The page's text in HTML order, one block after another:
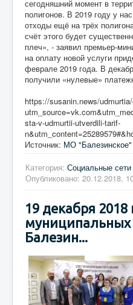
сегодняшний момент в
полигонов. В 2019 году у
отходы ещё на трёх
счёт этого будет
плеч», - заявил премьер-
на оплату новой услуги
феврале 2019 года. В
получили «нулевые»
https://susanin.news/
sta-v-udmurtii-utverdili-tarif-
Источник: МО "Балезинское"
Категория: Социальные
Опубликовано: 20.12.2018,
19 декабря 2018
муниципальных
Балезин...